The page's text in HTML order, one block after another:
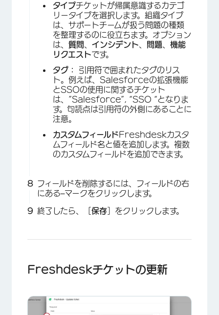
タイプチケットが帰属意識するカテゴ
リータイプを選択します。組織タイプ
は、サポートチームが扱う問題の種類
を整理するのに役立ちます。オプション
は、 質問 インシデント 問題
機能
リクエストです。
タグ： 引用符で囲まれたタグのリス
ト。例えば、Salesforceの拡張機能
とSSOの使用に関するチケット
は、”Salesforce”, “SSO “となりま
す。句読点は引用符の外側にあることに
注意。
カスタムフィールドFreshdeskカスタ
ムフィールド名と値を追加します。複数
のカスタムフィールドを追加できます。
フィールドを削除するには、フィールドの右
にある–マークをクリックします。
終了したら、［ 保存 ］をクリックします。
Freshdeskチケットの更新